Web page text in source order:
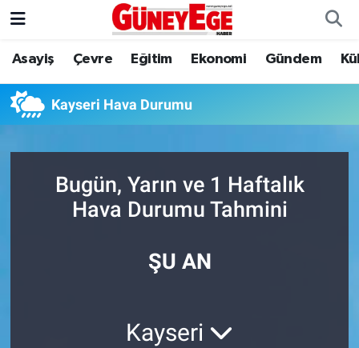
Asayiş Çevre Eğitim Ekonomi Gündem
Kayseri Hava Durumu
Bugün, Yarın ve 1 Haftalık
Hava Durumu Tahmini
ŞU AN
Kayseri
Asayiş
Çevre
Ekonomi
İstanbul Hava Durumu
İstanbul Trafik Yoğunluk Haritası
Tüm Manşetler